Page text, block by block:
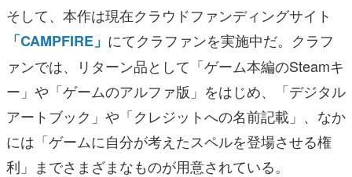
そして、本作は現在クラウドファンディングサイト
「CAMPFIRE」 にてクラファンを実施中だ。クラフ
ァンでは、リターン品として「ゲーム本編のSteamキ
ー」や「ゲームのアルファ版」をはじめ、「デジタル
アートブック」や「クレジットへの名前記載」、なか
には「ゲームに自分が考えたスペルを登場させる権
利」までさまざまなものが用意されている。